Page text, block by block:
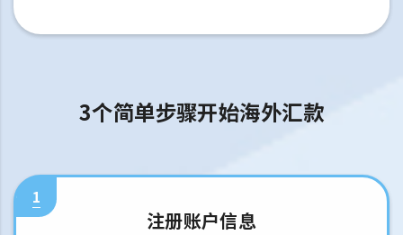
3个简单步骤开始海外汇款
1
注册账户信息